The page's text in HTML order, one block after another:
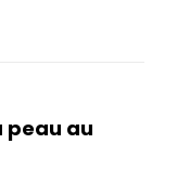
peau au